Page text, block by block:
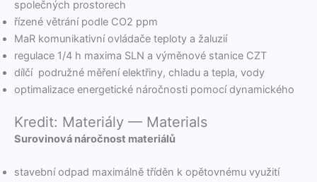
společných prostorech
řízené větrání podle CO2 ppm
MaR komu­nika­tivní ovlá­dače teplo­ty a žaluzií
reg­u­lace 1/4 h max­i­ma SLN a výměnové stan­ice CZT
dílčí podružné měření elek­třiny, chladu a tepla, vody
opti­mal­izace ener­get­ické náročnos­ti pomocí dynamického
Kredit: Materiály — Materials
Surovi­nová náročnost materiálů
staveb­ní odpad max­imál­ně tříděn k opě­tovné­mu využití